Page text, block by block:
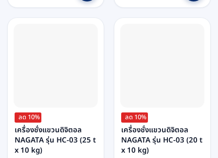
ลด 10%
เครื่องชั่งแขวนดิจิตอล
NAGATA รุ่น HC-03 (25 t
x 10 kg)
ลด 10%
เครื่องชั่งแขวนดิจิตอล
NAGATA รุ่น HC-03 (20 t
x 10 kg)